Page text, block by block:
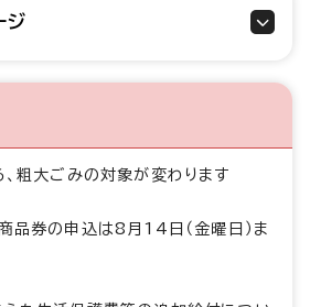
ジ
粗大ごみの対象が変わります
品券の申込は8月14日（金曜日）ま